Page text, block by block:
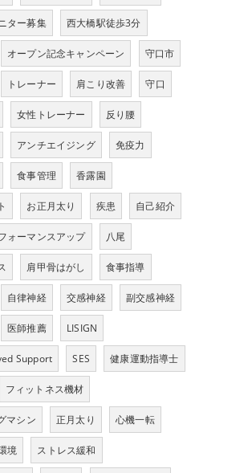
ター募集 西大橋駅徒歩3分
オープン記念キャンペーン 守口市
トレーナー 肩こり改善 守口
女性トレーナー 反り腰
アンチエイジング 免疫力
食事管理 香露園
お正月太り 疾患 自己紹介
ォーマンスアップ 八尾
肩甲骨はがし 食事指導
自律神経 交感神経 副交感神経
医師推薦 LISIGN
Support SES 健康運動指導士
フィットネス機材
マシン 正月太り 心機一転
境 ストレス緩和